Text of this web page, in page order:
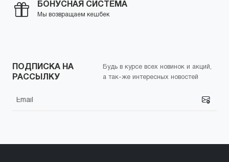
БОНУСНАЯ СИСТЕМА
Мы возвращаем кешбек
ПОДПИСКА НА
РАССЫЛКУ
Будь в курсе всех новинок и акций,
а так-же интересных новостей